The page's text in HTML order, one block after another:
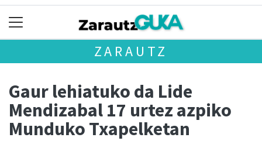
ZARAUTZ
Gaur lehiatuko da Lide
Mendizabal 17 urtez azpiko
Munduko Txapelketan